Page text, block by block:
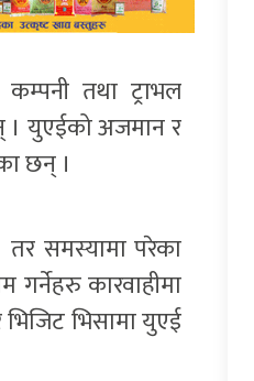
तथा ट्राभल
। युएईको अजमान र
छन् ।
समस्यामा परेका
गर्नेहरु कारवाहीमा
भिसामा युएई